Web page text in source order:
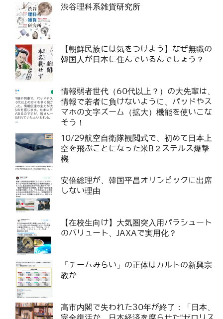
渋谷理科系雑貨研究所
【朝鮮民族には気をつけよう】なぜ無職の
韓国人が日本に住んでいるんでしょう？
情報弱者世代（60代以上？）の大先輩は、
情報で若者に負けないように、パッドやス
マホの文字ズーム（拡大）機能を使いこな
そう！
10/29航空自衛隊観閲式で、初めて日本上
空を飛ぶことになった米B２ステルス爆撃
機
安倍総理が、韓国平昌オリンピックに出席
しない理由
【在校生向け】大気圏突入用パラシュート
のバリュート、JAXAで実用化？
「チームみらい」の正体はカルトの新興宗
教か
高市内閣で失われた30年が終了：「日本、